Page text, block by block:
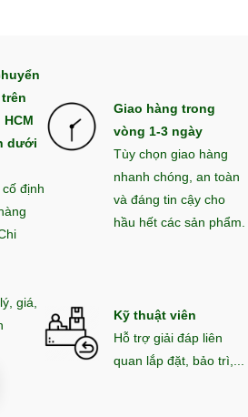
dưới
định
Giao hàng trong
vòng 1-3 ngày
Tùy chọn giao hàng
nhanh chóng, an toàn
và đáng tin cậy cho
hầu hết các sản phẩm.
giá,
Kỹ thuật viên
Hỗ trợ giải đáp liên
quan lắp đặt, bảo trì,...